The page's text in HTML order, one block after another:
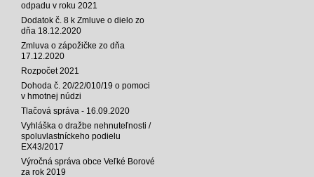
odpadu v roku 2021
Dodatok č. 8 k Zmluve o dielo zo
dňa 18.12.2020
Zmluva o zápožičke zo dňa
17.12.2020
Rozpočet 2021
Dohoda č. 20/22/010/19 o pomoci
v hmotnej núdzi
Tlačová správa - 16.09.2020
Vyhláška o dražbe nehnuteľnosti /
spoluvlastníckeho podielu
EX43/2017
Výročná správa obce Veľké Borové
za rok 2019